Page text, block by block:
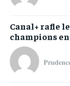
Canal+ rafle
champions